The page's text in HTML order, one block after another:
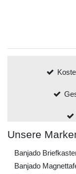
Unsere
Banjado
Banjado